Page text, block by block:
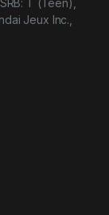
T (Teen),
Jeux Inc.,